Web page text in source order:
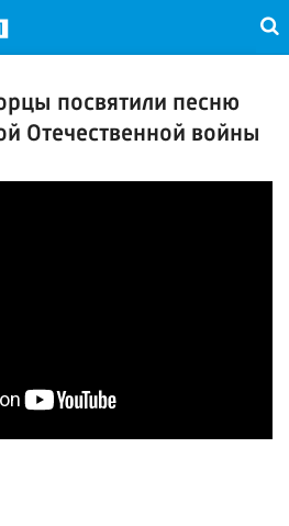
посвятили песню
Отечественной войны